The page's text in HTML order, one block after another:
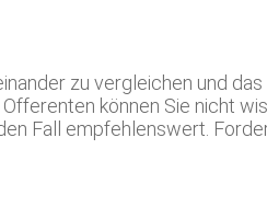
zu vergleichen und
können Sie nicht
Fall empfehlenswert.